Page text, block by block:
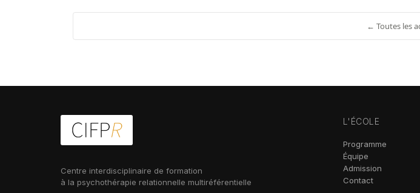
← Toutes les
Centre interdisciplinaire de formation
à la psychothérapie relationnelle multiréférentielle
L'ÉCOLE
Programme
Équipe
Admission
Contact